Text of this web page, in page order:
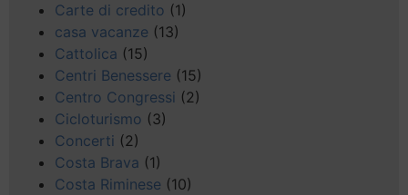
Carte di credito (1)
casa vacanze (13)
Cattolica (15)
Centri Benessere (15)
Centro Congressi (2)
Cicloturismo (3)
Concerti (2)
Costa Brava (1)
Costa Riminese (10)